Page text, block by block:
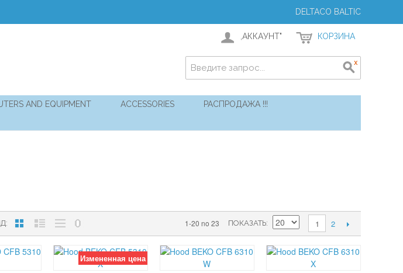
DELTACO BALTIC
,АККАУНТ" КОРЗИНА
AND EQUIPMENT ACCESSORIES
РАСПРОДАЖА !!!
1-20 no 23 ПОКАЗАТЬ 1 2
Измененная цена